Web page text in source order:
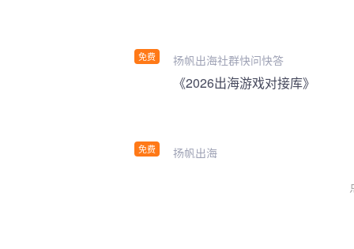
免费 扬帆出海社群快问快答
免费
《2026出海游戏对接库》
扬帆出海